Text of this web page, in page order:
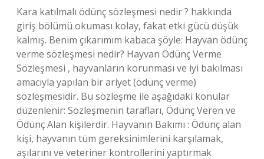
Kara katılmalı ödünç sözleşmesi nedir ? hakkında
giriş bölümü okuması kolay, fakat etki gücü düşük
kalmış. Benim çıkarımım kabaca şöyle: Hayvan ödünç
verme sözleşmesi nedir? Hayvan Ödünç Verme
Sözleşmesi , hayvanların korunması ve iyi bakılması
amacıyla yapılan bir ariyet (ödünç verme)
sözleşmesidir. Bu sözleşme ile aşağıdaki konular
düzenlenir: Sözleşmenin tarafları, Ödünç Veren ve
Ödünç Alan kişilerdir. Hayvanın Bakımı : Ödünç alan
kişi, hayvanın tüm gereksinimlerini karşılamak,
aşılarını ve veteriner kontrollerini yaptırmak